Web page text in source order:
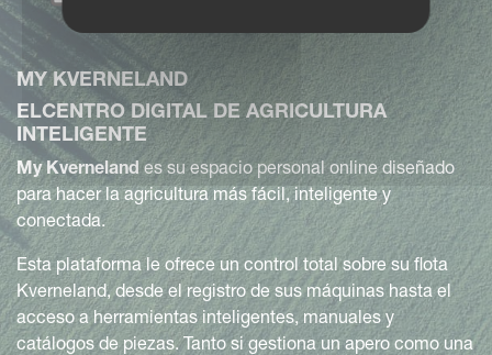
MY KVERNELAND
ELCENTRO DIGITAL DE AGRICULTURA
INTELIGENTE
My Kvernelandes su espacio personal online diseñado
para hacer la agricultura más fácil, inteligente y
conectada.
Esta plataforma le ofrece un control total sobre su flota
Kverneland, desde el registro de sus máquinas hasta el
acceso a herramientas inteligentes, manuales y
catálogos de piezas. Tanto si gestiona un apero como una